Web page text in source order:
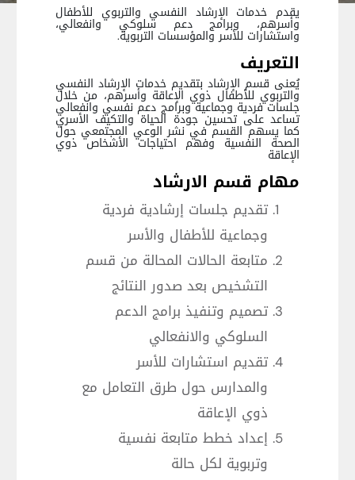
يقدم خدمات الإرشاد النفسي والتربوي للأطفال
وأسرهم، وبرامج دعم سلوكي وانفعالي،
واستشارات للأسر والمؤسسات التربوية.
التعريف
يُعنى قسم الإرشاد بتقديم خدمات الإرشاد النفسي
والتربوي للأطفال ذوي الإعاقة وأسرهم، من خلال
جلسات فردية وجماعية وبرامج دعم نفسي وانفعالي
تساعد على تحسين جودة الحياة والتكيف الأسري
كما يسهم القسم في نشر الوعي المجتمعي حول
الصحة النفسية وفهم احتياجات الأشخاص ذوي
الإعاقة
مهام قسم الارشاد
تقديم جلسات إرشادية فردية
وجماعية للأطفال والأسر
متابعة الحالات المحالة من قسم
التشخيص بعد صدور النتائج
تصميم وتنفيذ برامج الدعم
السلوكي والانفعالي
تقديم استشارات للأسر
والمدارس حول طرق التعامل مع
ذوي الإعاقة
إعداد خطط متابعة نفسية
وتربوية لكل حالة